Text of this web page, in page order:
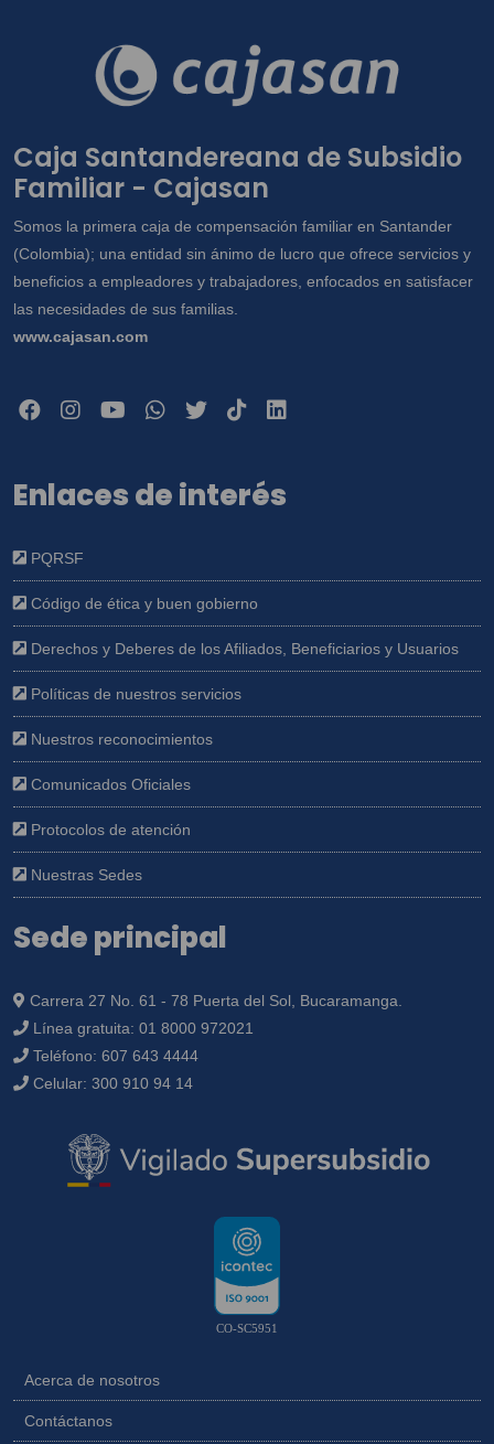
Caja Santandereana de Subsidio
Familiar - Cajasan
Somos la primera caja de compensación familiar en Santander
(Colombia); una entidad sin ánimo de lucro que ofrece servicios y
beneficios a empleadores y trabajadores, enfocados en satisfacer
las necesidades de sus familias.
www.cajasan.com
Enlaces de interés
PQRSF
Código de ética y buen gobierno
Derechos y Deberes de los Afiliados, Beneficiarios y Usuarios
Políticas de nuestros servicios
Nuestros reconocimientos
Comunicados Oficiales
Protocolos de atención
Nuestras Sedes
Sede principal
Carrera 27 No. 61 - 78 Puerta del Sol, Bucaramanga.
Línea gratuita: 01 8000 972021
Teléfono: 607 643 4444
Celular: 300 910 94 14
CO-SC5951
Acerca de nosotros
Contáctanos